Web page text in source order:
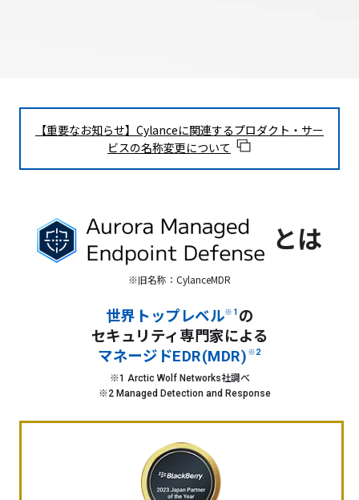
【重要なお知らせ】Cylanceに関連するプロダクト・サー
ビスの名称変更について
とは
※旧名称：CylanceMDR
世界トップレベル※1 の
セキュリティ専門家による
マネージドEDR(MDR) ※2
※1 Arctic Wolf Networks社調べ
※2 Managed Detection and Response